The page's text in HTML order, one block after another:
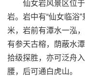
仙女岩风景区位于
岩。岩中有“仙女临浴
米，岩前有潭水一泓
有参天古榕，荫蔽水
拾级探胜，亦可泛舟
腰，后可通白虎山。